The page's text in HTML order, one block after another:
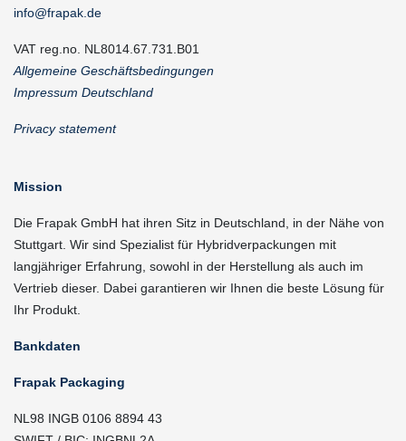
info@frapak.de
VAT reg.no. NL8014.67.731.B01
Allgemeine Geschäftsbedingungen
Impressum Deutschland
Privacy statement
Mission
Die Frapak GmbH hat ihren Sitz in Deutschland, in der Nähe von
Stuttgart. Wir sind Spezialist für Hybridverpackungen mit
langjähriger Erfahrung, sowohl in der Herstellung als auch im
Vertrieb dieser. Dabei garantieren wir Ihnen die beste Lösung für
Ihr Produkt.
Bankdaten
Frapak Packaging
NL98 INGB 0106 8894 43